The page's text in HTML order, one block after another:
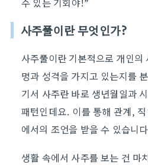
사주풀이란 무엇인가?
사주풀이란 기본적으로 개인
명과 성격을 가지고 있는지를
기서 사주란 바로 생년월일과
패턴인데요. 이를 통해 관계,
에서의 조언을 받을 수 있습니
생활 속에서 사주를 보는 건 마